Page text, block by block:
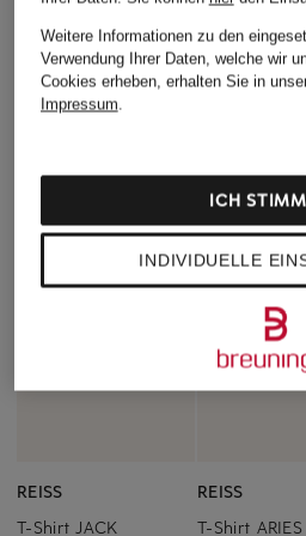
REISS
T-Shirt JACK
REISS
T-Shirt ARIES
Weitere Informationen zu den
Verwendung Ihrer Daten, welche wir
Cookies erheben, erhalten Sie in
Impressum.
INDIVIDUELLE
ICH